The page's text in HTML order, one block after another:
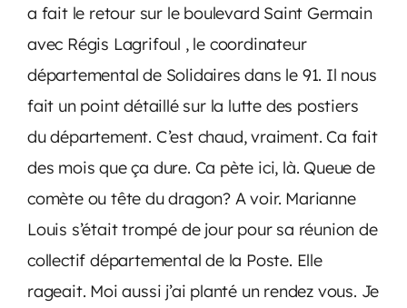
a fait le retour sur le boulevard Saint Germain
avec Régis Lagrifoul , le coordinateur
départemental de Solidaires dans le 91. Il nous
fait un point détaillé sur la lutte des postiers
du département. C’est chaud, vraiment. Ca fait
des mois que ça dure. Ca pète ici, là. Queue de
comète ou tête du dragon? A voir. Marianne
Louis s’était trompé de jour pour sa réunion de
collectif départemental de la Poste. Elle
rageait. Moi aussi j’ai planté un rendez vous. Je